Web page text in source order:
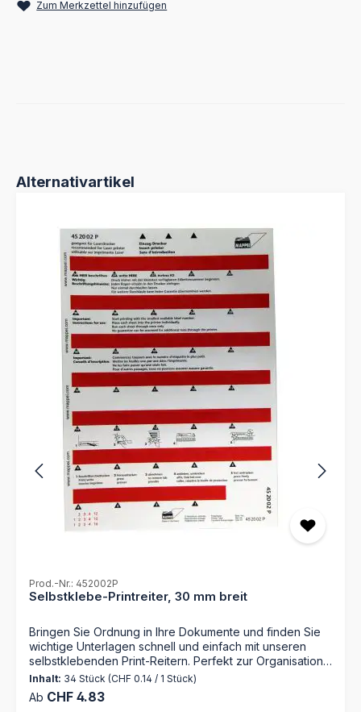
Zum Merkzettel hinzufügen
Produktgalerie überspringen
Alternativartikel
Prod.-Nr.: 452002P
Selbstklebe-Printreiter, 30 mm breit
Bringen Sie Ordnung in Ihre Dokumente und finden Sie
wichtige Unterlagen schnell und einfach mit unseren
selbstklebenden Print-Reitern. Perfekt zur Organisation
nach alphabetischen Kriterien, sodass Sie schnell und
effizient auf Ihre Unterlagen zugreifen können, sei es in
Büros, Archiven oder zu Hause. Die Print-Reiter können
Inhalt: 34 Stück (CHF 0.14 / 1 Stück)
Regulärer Preis:
Ab CHF 4.83